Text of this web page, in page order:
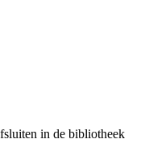
in de bibliotheek